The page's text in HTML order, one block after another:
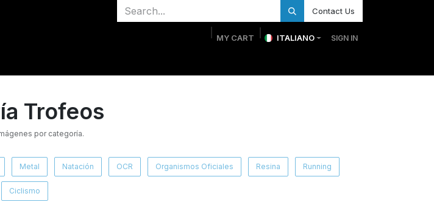
Contact Us
MY CART ITALIANO SIGN IN
Trofeos
por categoría.
Metal Natación OCR Organismos Oficiales Resina Running
Ciclismo